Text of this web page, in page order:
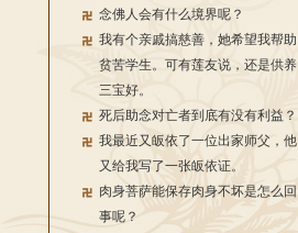
念佛人会有什么境界呢？
我有个亲戚搞慈善，她希望我帮助
贫苦学生。可有莲友说，还是供养
三宝好。
死后助念对亡者到底有没有利益？
我最近又皈依了一位出家师父，他
又给我写了一张皈依证。
肉身菩萨能保存肉身不坏是怎么回
事呢？